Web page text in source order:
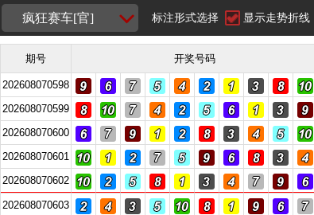
疯狂赛车[官] 标注形式选择 显示走势折线
期号 开奖号码
202608070598
202608070599
202608070600
202608070601
202608070602
202608070603